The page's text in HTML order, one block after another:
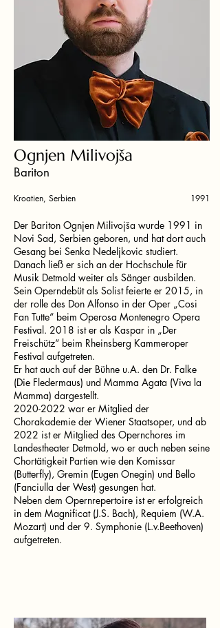
Ognjen Milivojša
Bariton
1991
Kroatien, Serbien
Der Bariton Ognjen Milivojša wurde 1991 in
Novi Sad, Serbien geboren, und hat dort auch
Gesang bei Senka Nedeljkovic studiert.
Danach ließ er sich an der Hochschule für
Musik Detmold weiter als Sänger ausbilden.
Sein Operndebüt als Solist feierte er 2015, in
der rolle des Don Alfonso in der Oper „Cosi
Fan Tutte“ beim Operosa Montenegro Opera
Festival. 2018 ist er als Kaspar in „Der
Freischütz“ beim Rheinsberg Kammeroper
Festival aufgetreten.
Er hat auch auf der Bühne u.A. den Dr. Falke
(Die Fledermaus) und Mamma Agata (Viva la
Mamma) dargestellt.
2020-2022 war er Mitglied der
Chorakademie der Wiener Staatsoper, und ab
2022 ist er Mitglied des Opernchores im
Landestheater Detmold, wo er auch neben seine
Chortätigkeit Partien wie den Komissar
(Butterfly), Gremin (Eugen Onegin) und Bello
(Fanciulla der West) gesungen hat.
Neben dem Opernrepertoire ist er erfolgreich
in dem Magnificat (J.S. Bach), Requiem (W.A.
Mozart) und der 9. Symphonie (L.v.Beethoven)
aufgetreten.